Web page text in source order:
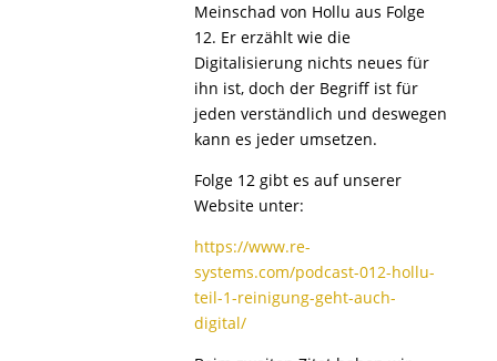
Meinschad von Hollu aus Folge
12. Er erzählt wie die
Digitalisierung nichts neues für
ihn ist, doch der Begriff ist für
jeden verständlich und deswegen
kann es jeder umsetzen.
Folge 12 gibt es auf unserer
Website unter:
https://www.re-
systems.com/podcast-012-hollu-
teil-1-reinigung-geht-auch-
digital/